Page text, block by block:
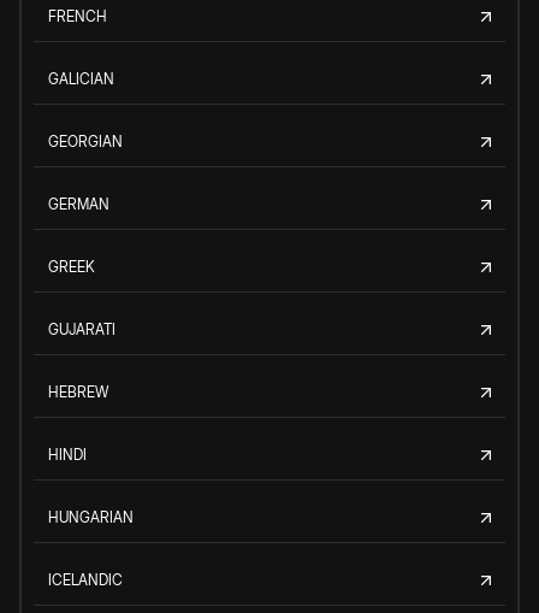
FRENCH
GALICIAN
GEORGIAN
GERMAN
GREEK
GUJARATI
HEBREW
HINDI
HUNGARIAN
ICELANDIC